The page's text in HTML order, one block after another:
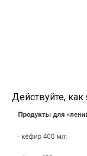
Действуйте, как